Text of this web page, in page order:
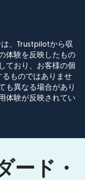
、Trustpilotから収
体験を反映したもの
ており、お客様の個
るものではありませ
も異なる場合があり
体験が反映されてい
ード・